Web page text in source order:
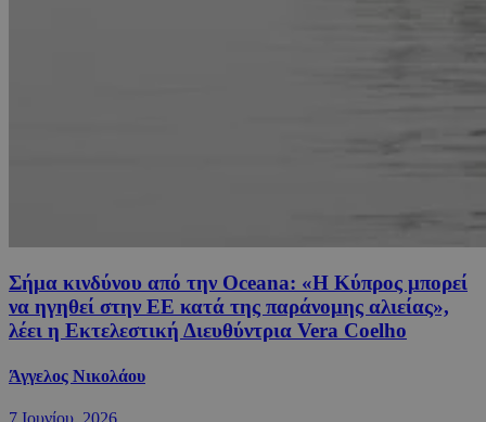
Σήμα κινδύνου από την Oceana: «Η Κύπρος μπορεί
να ηγηθεί στην ΕΕ κατά της παράνομης αλιείας»,
λέει η Εκτελεστική Διευθύντρια Vera Coelho
Άγγελος Νικολάου
7 Ιουνίου, 2026